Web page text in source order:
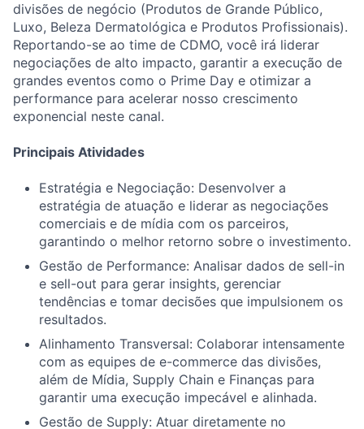
divisões de negócio (Produtos de Grande Público,
Luxo, Beleza Dermatológica e Produtos Profissionais).
Reportando-se ao time de CDMO, você irá liderar
negociações de alto impacto, garantir a execução de
grandes eventos como o Prime Day e otimizar a
performance para acelerar nosso crescimento
exponencial neste canal.
Principais Atividades
Estratégia e Negociação: Desenvolver a
estratégia de atuação e liderar as negociações
comerciais e de mídia com os parceiros,
garantindo o melhor retorno sobre o investimento.
Gestão de Performance: Analisar dados de sell-in
e sell-out para gerar insights, gerenciar
tendências e tomar decisões que impulsionem os
resultados.
Alinhamento Transversal: Colaborar intensamente
com as equipes de e-commerce das divisões,
além de Mídia, Supply Chain e Finanças para
garantir uma execução impecável e alinhada.
Gestão de Supply: Atuar diretamente no